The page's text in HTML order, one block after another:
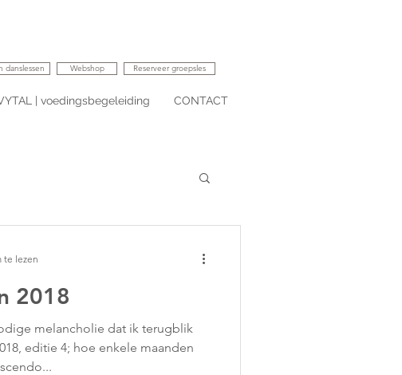
danslessen Webshop Reserveer groepsles
| voedingsbegeleiding CONTACT
2018
melancholie dat ik terugblik
editie 4; hoe enkele maanden
te lezen